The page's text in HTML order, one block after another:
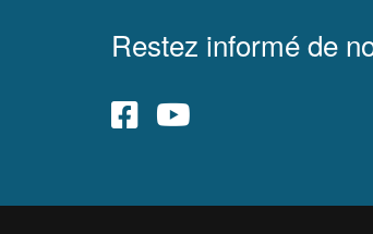
Restez informé de